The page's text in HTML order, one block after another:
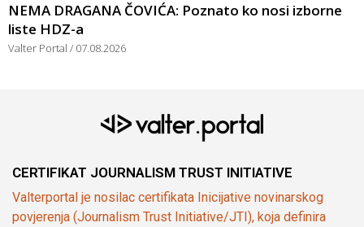
NEMA DRAGANA ČOVIĆA: Poznato ko nosi izborne
liste HDZ-a
Valter Portal 07.08.2026
CERTIFIKAT JOURNALISM TRUST INITIATIVE
Valterportal je nosilac certifikata Inicijative novinarskog
povjerenja (Journalism Trust Initiative/JTI), koja definira